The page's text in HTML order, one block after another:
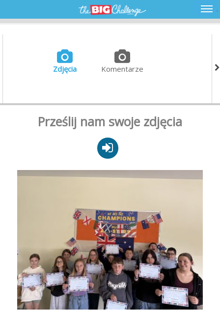
Zdjęcia Komentarze
Prześlij nam swoje zdjęcia